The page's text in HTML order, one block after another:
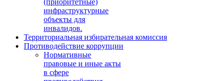
(приоритетные)
инфраструктурные
объекты для
инвалидов.
Территориальная избирательная комиссия
Противодействие коррупции
Нормативные
правовые и иные акты
в сфере